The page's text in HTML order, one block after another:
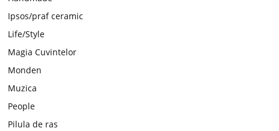
Ipsos/praf ceramic
Life/Style
Magia Cuvintelor
Monden
Muzica
People
Pilula de ras